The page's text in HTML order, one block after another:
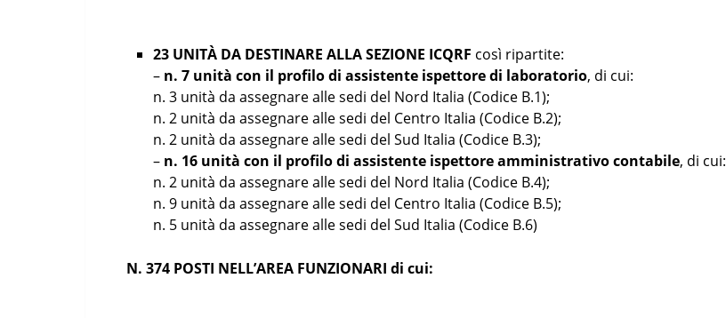
23 UNITÀ DA DESTINARE ALLA SEZIONE ICQRF così ripartite:
– n. 7 unità con il profilo di assistente ispettore di laboratorio, di cui:
n. 3 unità da assegnare alle sedi del Nord Italia (Codice B.1);
n. 2 unità da assegnare alle sedi del Centro Italia (Codice B.2);
n. 2 unità da assegnare alle sedi del Sud Italia (Codice B.3);
– n. 16 unità con il profilo di assistente ispettore amministrativo contabile, di cui:
n. 2 unità da assegnare alle sedi del Nord Italia (Codice B.4);
n. 9 unità da assegnare alle sedi del Centro Italia (Codice B.5);
n. 5 unità da assegnare alle sedi del Sud Italia (Codice B.6)
N. 374 POSTI NELL’AREA FUNZIONARI di cui: